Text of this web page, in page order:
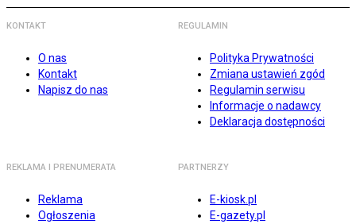
KONTAKT
O nas
Kontakt
Napisz do nas
REGULAMIN
Polityka Prywatności
Zmiana ustawień zgód
Regulamin serwisu
Informacje o nadawcy
Deklaracja dostępności
REKLAMA I PRENUMERATA
Reklama
Ogłoszenia
PARTNERZY
E-kiosk.pl
E-gazety.pl